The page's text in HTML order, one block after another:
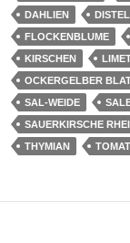
DAHLIEN
FLOCKENBLUME
KIRSCHEN
OCKERGELBER
SAL-WEIDE
SAUERKIRSCHE
THYMIAN